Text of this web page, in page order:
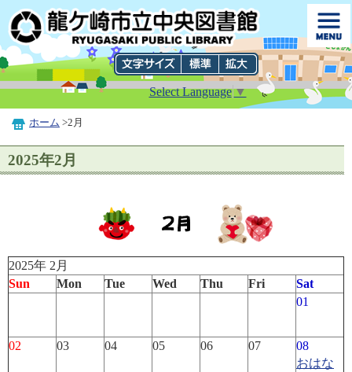
Select Language▼
ホーム >2月
2025年2月
2025年 2月
Sun
Mon Tue Wed Thu Fri
Sat
01
02 03 04 05 06 07
08
おはな